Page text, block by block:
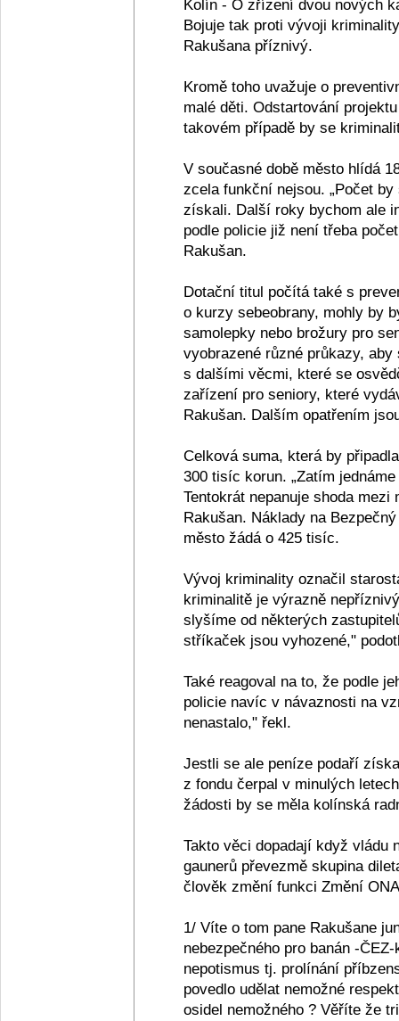
Kolín - O zřízení dvou nových
Bojuje tak proti vývoji
Rakušana příznivý.
Kromě toho uvažuje o
malé děti. Odstartování
takovém případě by se
V současné době město hlídá
zcela funkční nejsou. „Počet
získali. Další roky bychom ale
podle policie již není třeba
Rakušan.
Dotační titul počítá také s
o kurzy sebeobrany, mohly by
samolepky nebo brožury pro
vyobrazené různé průkazy,
s dalšími věcmi, které se
zařízení pro seniory, které
Rakušan. Dalším opatřením
Celková suma, která by
300 tisíc korun. „Zatím
Tentokrát nepanuje shoda
Rakušan. Náklady na
město žádá o 425 tisíc.
Vývoj kriminality označil
kriminalitě je výrazně
slyšíme od některých
stříkaček jsou vyhozené,"
Také reagoval na to, že podle
policie navíc v návaznosti na
nenastalo," řekl.
Jestli se ale peníze podaří
z fondu čerpal v minulých
žádosti by se měla kolínská
Takto věci dopadají když vládu
gaunerů převezmě skupina
člověk změní funkci Změní
1/ Víte o tom pane Rakušane
nebezpečného pro banán -
nepotismus tj. prolínání
povedlo udělat nemožné
osidel nemožného ? Věříte že